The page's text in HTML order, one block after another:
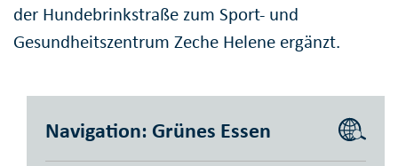
der Hundebrinkstraße zum Sport- und
Gesundheitszentrum Zeche Helene ergänzt.
Navigation: Grünes Essen